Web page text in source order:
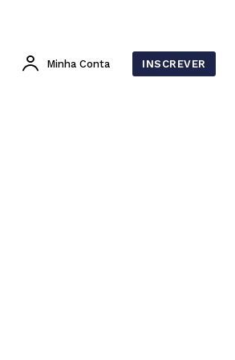
Minha Conta INSCREVER